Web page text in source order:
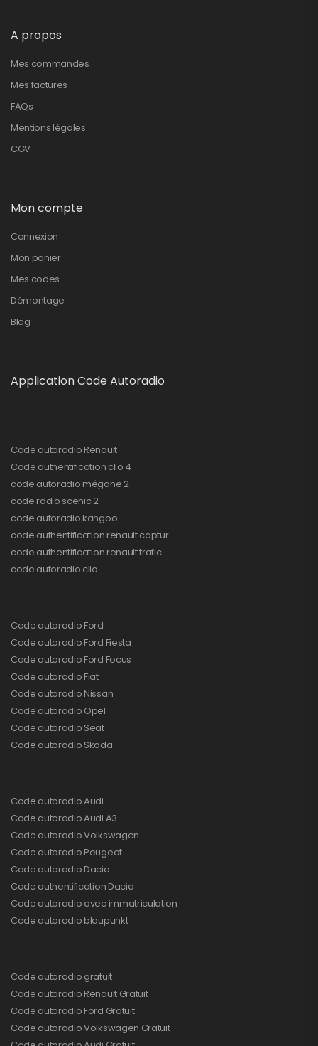
A propos
Mes commandes
Mes factures
FAQs
Mentions légales
CGV
Mon compte
Connexion
Mon panier
Mes codes
Démontage
Blog
Application Code Autoradio
Code autoradio Renault
Code authentification clio 4
code autoradio mégane 2
code radio scenic 2
code autoradio kangoo
code authentification renault captur
code authentification renault trafic
code autoradio clio
Code autoradio Ford
Code autoradio Ford Fiesta
Code autoradio Ford Focus
Code autoradio Fiat
Code autoradio Nissan
Code autoradio Opel
Code autoradio Seat
Code autoradio Skoda
Code autoradio Audi
Code autoradio Audi A3
Code autoradio Volkswagen
Code autoradio Peugeot
Code autoradio Dacia
Code authentification Dacia
Code autoradio avec immatriculation
Code autoradio blaupunkt
Code autoradio gratuit
Code autoradio Renault Gratuit
Code autoradio Ford Gratuit
Code autoradio Volkswagen Gratuit